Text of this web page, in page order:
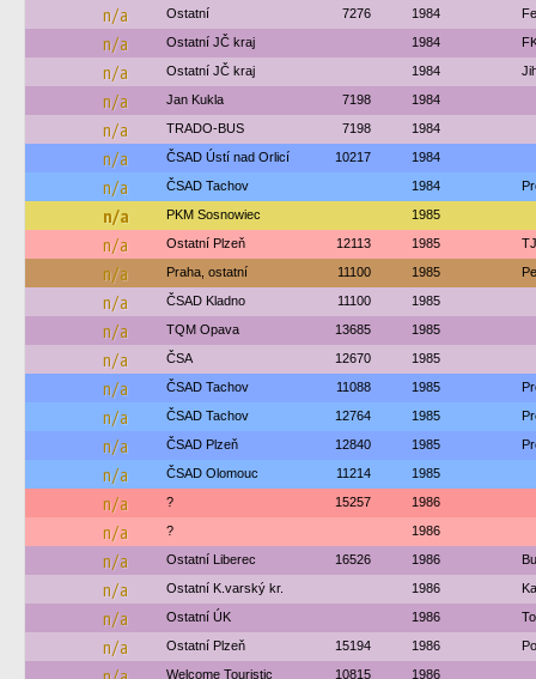
n/a Ostatní 7276 1984
n/a Ostatní JČ kraj 1984
n/a Ostatní JČ kraj 1984
n/a Jan Kukla 7198 1984
n/a TRADO-BUS 7198 1984
n/a ČSAD Ústí nad Orlicí 10217 1984
n/a ČSAD Tachov 1984
n/a PKM Sosnowiec 1985
n/a Ostatní Plzeň 12113 1985
n/a Praha, ostatní 11100 1985
n/a ČSAD Kladno 11100 1985
n/a TQM Opava 13685 1985
n/a ČSA 12670 1985
n/a ČSAD Tachov 11088 1985
n/a ČSAD Tachov 12764 1985
n/a ČSAD Plzeň 12840 1985
n/a ČSAD Olomouc 11214 1985
n/a ? 15257 1986
n/a ? 1986
n/a Ostatní Liberec 16526 1986
n/a Ostatní K.varský kr. 1986
n/a Ostatní ÚK 1986
n/a Ostatní Plzeň 15194 1986
Welcome Touristic 10815 1986